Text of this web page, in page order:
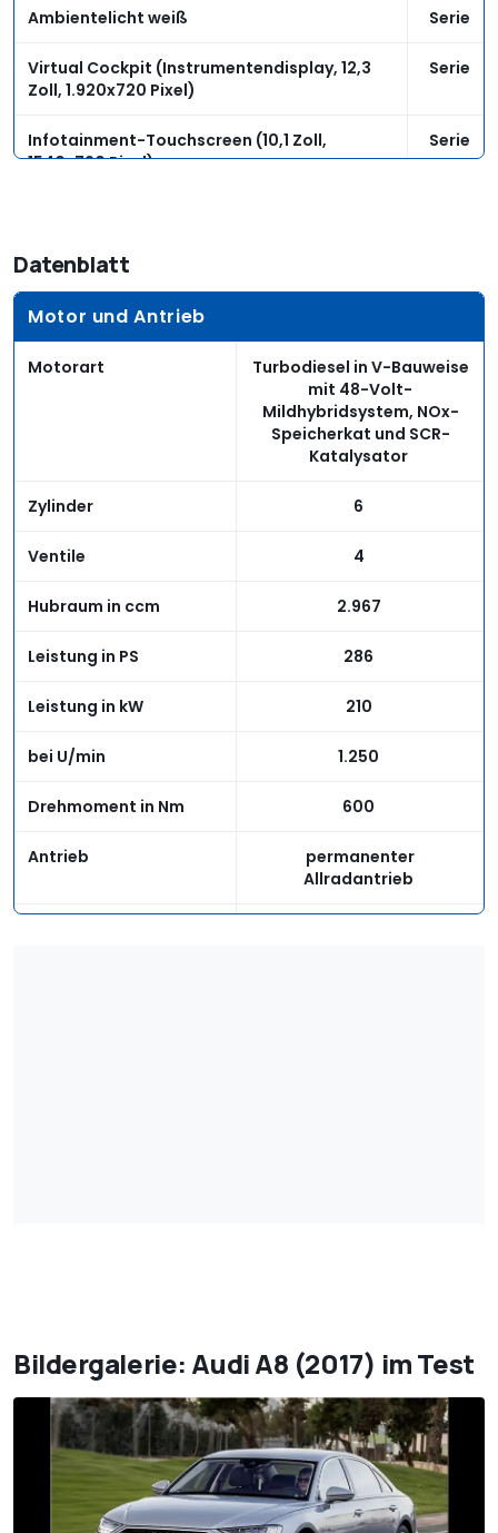
Ambientelicht weiß Serie
Virtual Cockpit (Instrumentendisplay, 12,3
Zoll, 1.920x720 Pixel)
Serie
Infotainment-Touchscreen (10,1 Zoll,
1540x720 Pixel)
Serie
Handschrifteneingabe (8,6 Zoll, 1.280x640
Pixel)
Navigationsfunktion mit Connect-Features
Hybridradio etc.)
1.390
(Abstandstempomat mit Stop-and-go-
Funktion, Spurführungsfunktion,
Totwinkelwarner, Ausstiegswarnung,
Antikollisionssystem, Parkpiepser vorn und
Wendigkeit und Agilität bis 60 km/h, ab 60
Datenblatt
Motor und Antrieb
Motorart
Turbodiesel in V-Bauweise
mit 48-Volt-
Mildhybridsystem, NOx-
Speicherkat und SCR-
Katalysator
Zylinder 6
Ventile 4
Hubraum in ccm 2.967
Leistung in PS 286
Leistung in kW 210
bei U/min 1.250
Drehmoment in Nm 600
Antrieb
permanenter
Allradantrieb
Länge in mm 5.172
Breite in mm 1.945
1.473
Bildergalerie: Audi A8 (2017) im Test